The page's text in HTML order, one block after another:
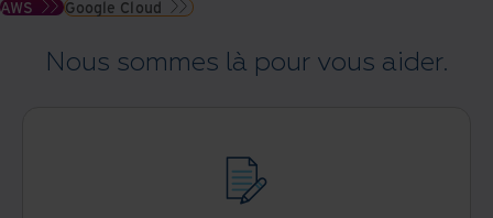
AWS Google Cloud
Nous sommes là pour vous aider.